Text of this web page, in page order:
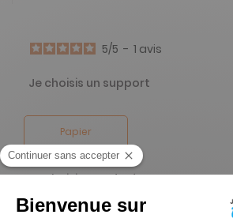
5/5 - 1 avis
Je choisis un support
Papier
Je choisis une durée